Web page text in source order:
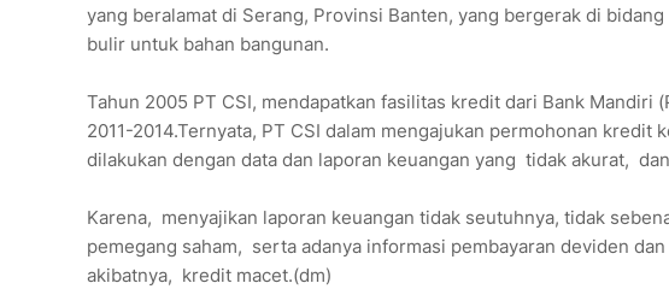
yang beralamat di Serang, Provinsi Banten, yang bergerak di
bulir untuk bahan bangunan.
Tahun 2005 PT CSI, mendapatkan fasilitas kredit dari Bank Mandiri
2011-2014.Ternyata, PT CSI dalam mengajukan permohonan
dilakukan dengan data dan laporan keuangan yang tidak akurat,
Karena, menyajikan laporan keuangan tidak seutuhnya, tidak
pemegang saham, serta adanya informasi pembayaran deviden
akibatnya, kredit macet.(dm)